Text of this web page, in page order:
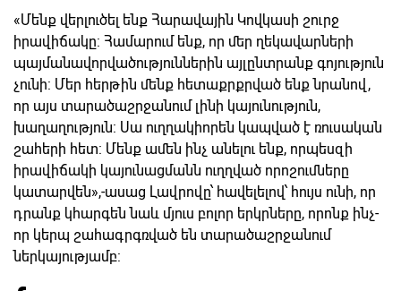
«Մենք վերլուծել ենք Հարավային Կովկասի շուրջ
իրավիճակը: Համարում ենք, որ մեր ղեկավարների
պայմանավորվածություններին այլընտրանք գոյություն
չունի: Մեր հերթին մենք հետաքրքրված ենք նրանով,
որ այս տարածաշրջանում լինի կայունություն,
խաղաղություն: Սա ուղղակիորեն կապված է ռուսական
շահերի հետ: Մենք ամեն ինչ անելու ենք, որպեսզի
իրավիճակի կայունացմանն ուղղված որոշումները
կատարվեն»,-ասաց Լավրովը՝ հավելելով՝ հույս ունի, որ
դրանք կհարգեն նաև մյուս բոլոր երկրները, որոնք ինչ-
որ կերպ շահագրգռված են տարածաշրջանում
ներկայությամբ: